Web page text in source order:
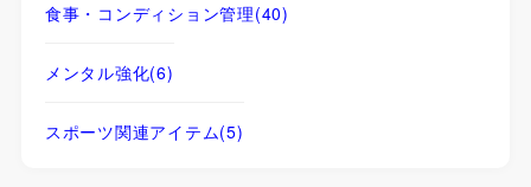
食事・コンディション管理(40)
メンタル強化(6)
スポーツ関連アイテム(5)